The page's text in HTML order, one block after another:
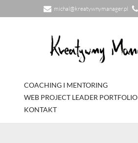
michal@kreatywnymanager.pl
COACHING I MENTORING
WEB PROJECT LEADER PORTFOLIO
KONTAKT